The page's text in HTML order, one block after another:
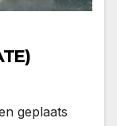
geplaats